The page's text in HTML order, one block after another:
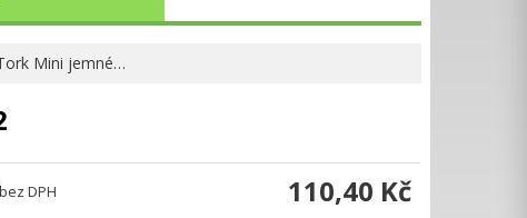
Mini jemné…
DPH 110,40 Kč